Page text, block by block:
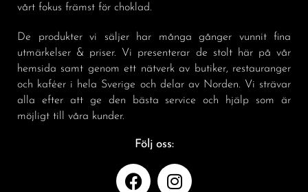
vårt fokus främst för choklad.
De produkter vi säljer har många gånger vunnit fina
utmärkelser & priser. Vi presenterar de stolt här på vår
hemsida samt genom ett nätverk av butiker, restauranger
och kaféer i hela Sverige och delar av Norden. Vi strävar
alla efter att ge den bästa service och hjälp som är
möjligt till våra kunder.
Följ oss: